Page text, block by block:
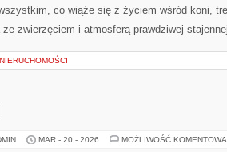
co wiąże się z życiem wśród koni,
ze zwierzęciem i atmosferą prawdziwej
NIERUCHOMOŚCI
MAR - 20 - 2026 MOŻLIWOŚĆ